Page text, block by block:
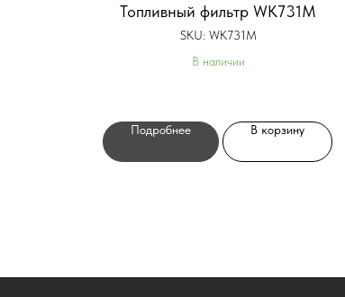
Топливный фильтр WK731M
SKU: WK731M
В наличии
Подробнее В корзину